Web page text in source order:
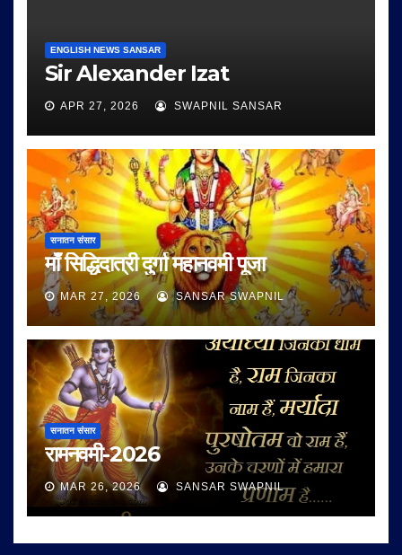
ENGLISH NEWS SANSAR
Sir Alexander Izat
APR 27, 2026 SWAPNIL SANSAR
सनातन संसार
माँ सिद्धिदात्री दुर्गा महानवमी पूजा
MAR 27, 2026 SANSAR SWAPNIL
सनातन संसार
रामनवमी-2026
MAR 26, 2026 SANSAR SWAPNIL